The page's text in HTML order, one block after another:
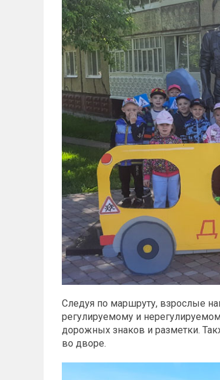
Следуя по маршруту, взрослые
регулируемому и
дорожных знаков и разметки.
во дворе.